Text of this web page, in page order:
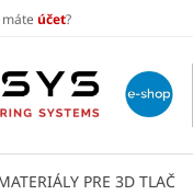
máte účet?
PRE 3D TLAČ